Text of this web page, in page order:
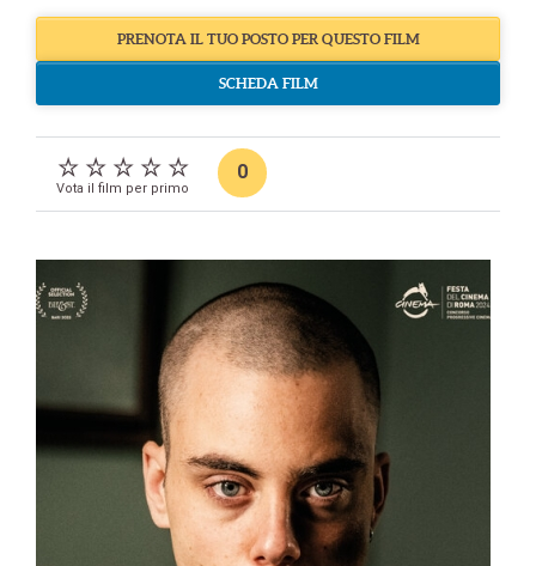
PRENOTA IL TUO POSTO PER QUESTO FILM
SCHEDA FILM
Vota il film per primo
0